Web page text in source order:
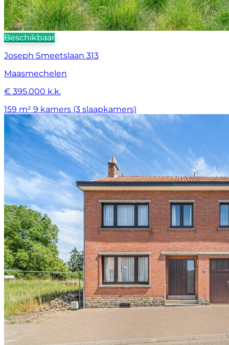
Beschikbaar
Joseph Smeetslaan 313
Maasmechelen
€ 395.000 k.k.
159 m² 9 kamers (3 slaapkamers)